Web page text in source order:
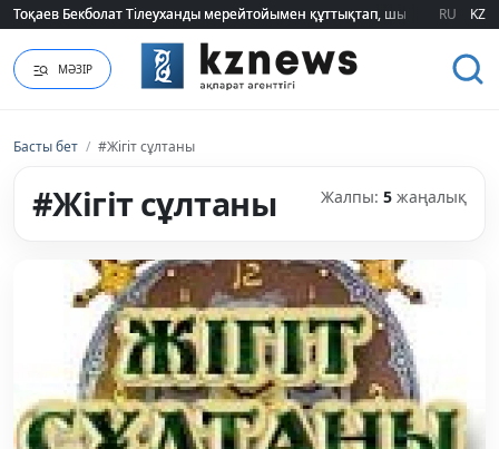
Тоқаев Бекболат Тілеуханды мерейтойымен құттықтап, шығармашылық
Тоқаев Бекболат Тілеуханды мерейтойымен құттықтап, шығармашылық
RU KZ
МӘЗІР
Басты бет / #Жігіт сұлтаны
#Жігіт сұлтаны Жалпы: 5 жаңалық